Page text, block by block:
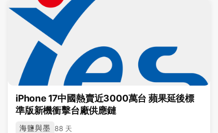
iPhone 17中國熱賣近3000萬台 蘋果延後標
準版新機衝擊台廠供應鏈
海鹽與墨 88 天